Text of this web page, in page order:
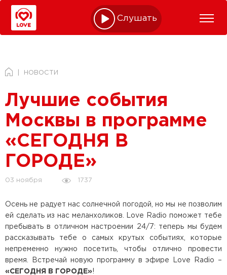
Слушать online
НОВОСТИ
Лучшие события
Москвы в программе
«СЕГОДНЯ В
ГОРОДЕ»
03 ноября 1737
Осень не радует нас солнечной погодой, но мы не позволим
ей сделать из нас меланхоликов. Love Radio поможет тебе
пребывать в отличном настроении 24/7: теперь мы будем
рассказывать тебе о самых крутых событиях, которые
непременно нужно посетить, чтобы отлично провести
время. Встречай новую программу в эфире Love Radio –
«СЕГОДНЯ В ГОРОДЕ»!